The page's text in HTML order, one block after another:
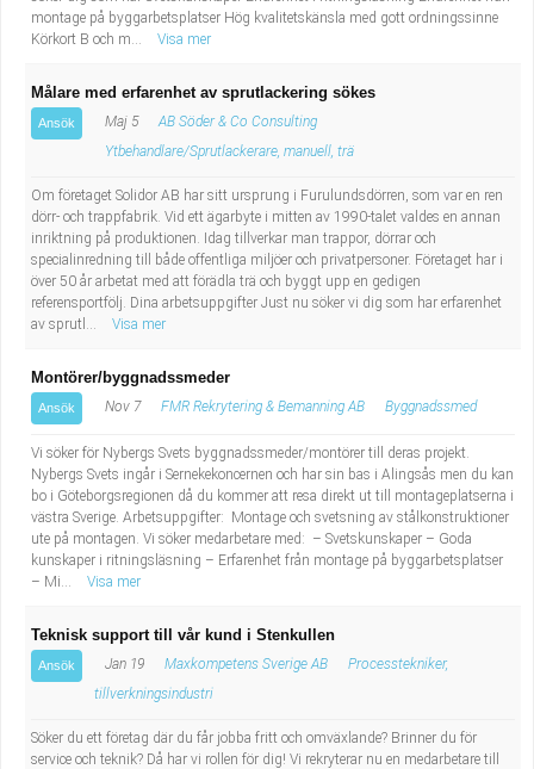
montage på byggarbetsplatser Hög kvalitetskänsla med gott ordningssinne
Körkort B och m...
Visa mer
Målare med erfarenhet av sprutlackering sökes
Ansök Maj 5
AB Söder & Co Consulting
Ytbehandlare/Sprutlackerare, manuell, trä
Om företaget Solidor AB har sitt ursprung i Furulundsdörren, som var en ren
dörr- och trappfabrik. Vid ett ägarbyte i mitten av 1990-talet valdes en annan
inriktning på produktionen. Idag tillverkar man trappor, dörrar och
specialinredning till både offentliga miljöer och privatpersoner. Företaget har i
över 50 år arbetat med att förädla trä och byggt upp en gedigen
referensportfölj. Dina arbetsuppgifter Just nu söker vi dig som har erfarenhet
av sprutl...
Visa mer
Montörer/byggnadssmeder
Ansök Nov 7 FMR Rekrytering & Bemanning AB Byggnadssmed
Vi söker för Nybergs Svets byggnadssmeder/montörer till deras projekt.
Nybergs Svets ingår i Sernekekoncernen och har sin bas i Alingsås men du kan
bo i Göteborgsregionen då du kommer att resa direkt ut till montageplatserna i
västra Sverige. Arbetsuppgifter: Montage och svetsning av stålkonstruktioner
ute på montagen. Vi söker medarbetare med: – Svetskunskaper – Goda
kunskaper i ritningsläsning – Erfarenhet från montage på byggarbetsplatser
– Mi...
Visa mer
Teknisk support till vår kund i Stenkullen
Ansök Jan 19 Maxkompetens Sverige AB
Processtekniker,
tillverkningsindustri
Söker du ett företag där du får jobba fritt och omväxlande? Brinner du för
service och teknik? Då har vi rollen för dig! Vi rekryterar nu en medarbetare till